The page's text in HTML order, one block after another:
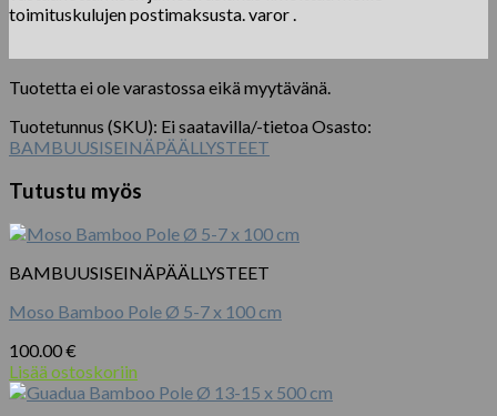
toimituskulujen postimaksusta. varor .
Tuotetta ei ole varastossa eikä myytävänä.
Tuotetunnus (SKU): Ei saatavilla/-tietoa Osasto:
BAMBUUSISEINÄPÄÄLLYSTEET
Tutustu myös
BAMBUUSISEINÄPÄÄLLYSTEET
Moso Bamboo Pole Ø 5-7 x 100 cm
100.00€
Lisää ostoskoriin